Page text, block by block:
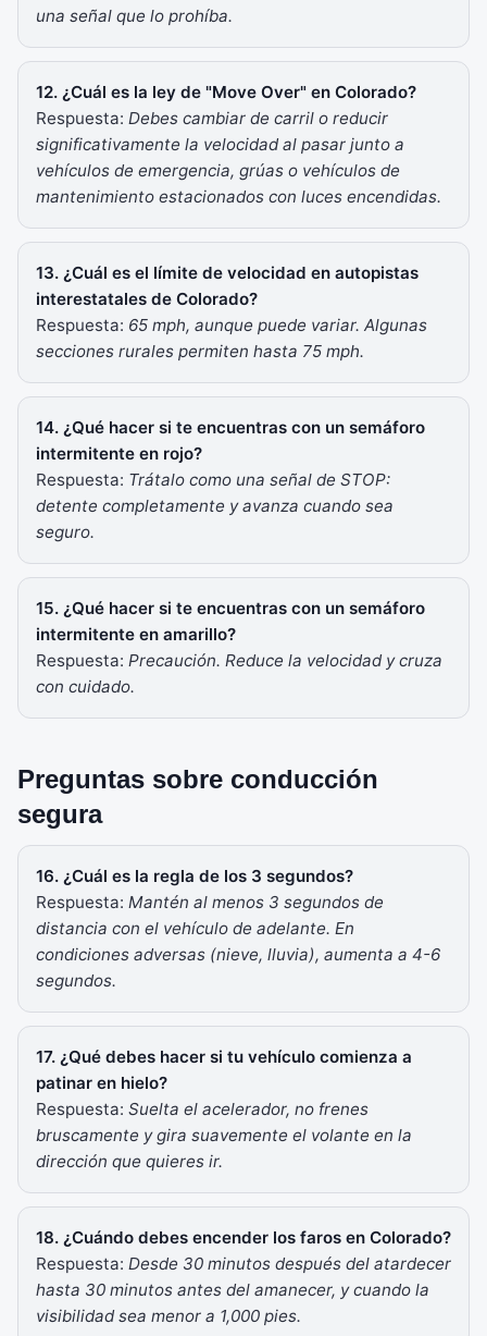
una señal que lo prohíba.
12. ¿Cuál es la ley de "Move Over" en Colorado?
Respuesta: Debes cambiar de carril o reducir
significativamente la velocidad al pasar junto a
vehículos de emergencia, grúas o vehículos de
mantenimiento estacionados con luces encendidas.
13. ¿Cuál es el límite de velocidad en autopistas
interestatales de Colorado?
Respuesta: 65 mph, aunque puede variar. Algunas
secciones rurales permiten hasta 75 mph.
14. ¿Qué hacer si te encuentras con un semáforo
intermitente en rojo?
Respuesta: Trátalo como una señal de STOP:
detente completamente y avanza cuando sea
seguro.
15. ¿Qué hacer si te encuentras con un semáforo
intermitente en amarillo?
Respuesta: Precaución. Reduce la velocidad y cruza
con cuidado.
Preguntas sobre conducción
segura
16. ¿Cuál es la regla de los 3 segundos?
Respuesta: Mantén al menos 3 segundos de
distancia con el vehículo de adelante. En
condiciones adversas (nieve, lluvia), aumenta a 4-6
segundos.
17. ¿Qué debes hacer si tu vehículo comienza a
patinar en hielo?
Respuesta: Suelta el acelerador, no frenes
bruscamente y gira suavemente el volante en la
dirección que quieres ir.
18. ¿Cuándo debes encender los faros en Colorado?
Respuesta: Desde 30 minutos después del atardecer
hasta 30 minutos antes del amanecer, y cuando la
visibilidad sea menor a 1,000 pies.